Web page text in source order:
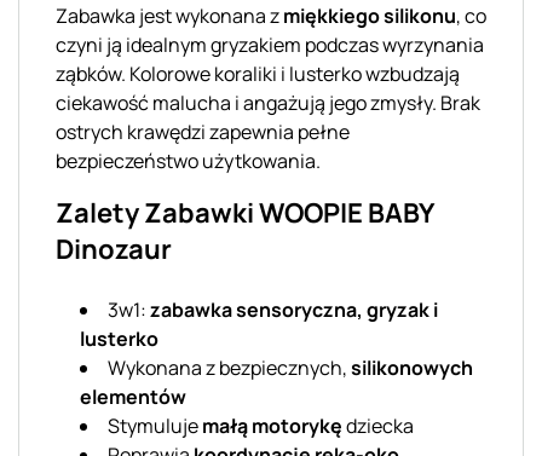
Zabawka jest wykonana zmiękkiego silikonu, co
czyni ją idealnym gryzakiem podczas wyrzynania
ząbków. Kolorowe koraliki i lusterko wzbudzają
ciekawość malucha i angażują jego zmysły. Brak
ostrych krawędzi zapewnia pełne
bezpieczeństwo użytkowania.
Zalety Zabawki WOOPIE BABY
Dinozaur
3w1:zabawka sensoryczna, gryzak i
lusterko
Wykonana z bezpiecznych,silikonowych
elementów
Stymulujemałą motorykędziecka